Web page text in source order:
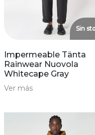
Sin
Impermeable Tänta
Rainwear Nuovola
Whitecape Gray
Ver más